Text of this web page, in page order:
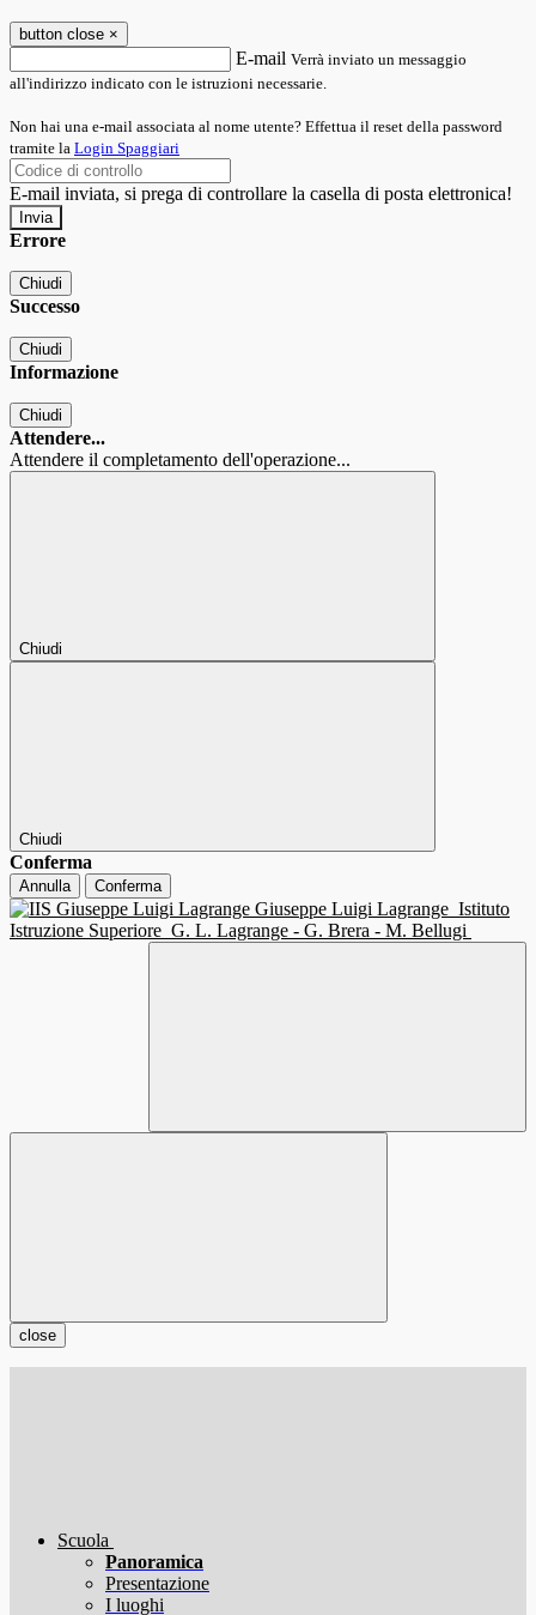
button close ×
E-mail Verrà inviato un messaggio
all'indirizzo indicato con le istruzioni necessarie.
Non hai una e-mail associata al nome utente? Effettua il reset della password
tramite la Login Spaggiari
E-mail inviata, si prega di controllare la casella di posta elettronica!
Errore
Chiudi
Successo
Chiudi
Informazione
Chiudi
Attendere...
Attendere il completamento dell'operazione...
Chiudi
Chiudi
Conferma
Annulla Conferma
Giuseppe Luigi Lagrange Istituto
Istruzione Superiore G. L. Lagrange - G. Brera - M. Bellugi
close
Scuola
Panoramica
Presentazione
I luoghi